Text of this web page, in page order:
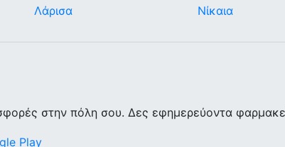
Λάρισα
Νίκαια
στην πόλη σου. Δες εφημερεύοντα